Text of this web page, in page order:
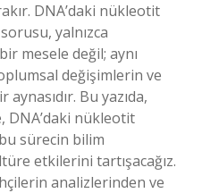
DNA’daki nükleotit
yalnızca
mesele değil; aynı
değişimlerin ve
Bu yazıda,
nükleotit
sürecin bilim
etkilerini tartışacağız.
analizlerinden ve